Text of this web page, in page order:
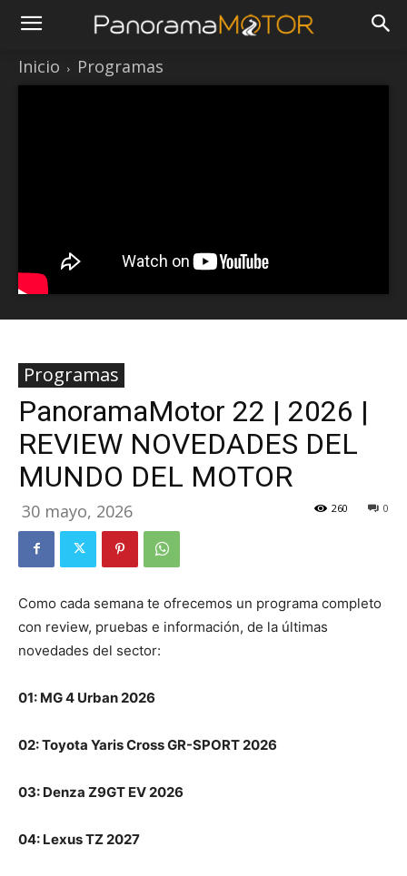
Inicio Programas
Programas
PanoramaMotor 22 | 2026 |
REVIEW NOVEDADES DEL
MUNDO DEL MOTOR
30 mayo, 2026 0
260
Como cada semana te ofrecemos un programa completo
con review, pruebas e información, de la últimas
novedades del sector:
01: MG 4 Urban 2026
02: Toyota Yaris Cross GR-SPORT 2026
03: Denza Z9GT EV 2026
04: Lexus TZ 2027